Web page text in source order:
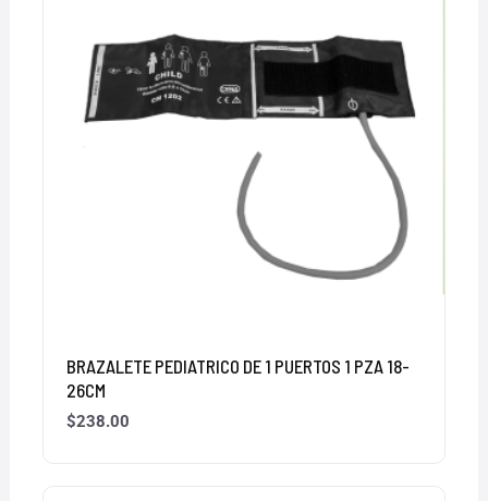
BRAZALETE PEDIATRICO DE 1 PUERTOS 1 PZA 18-
26CM
$238.00